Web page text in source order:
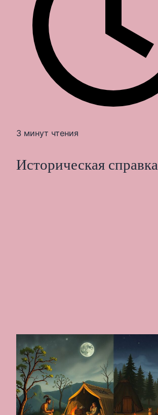
3 минут чтения
Историческая справка